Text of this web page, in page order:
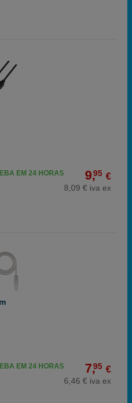
9,95 €
8,09 € iva ex
EM 24 HORAS
7,95 €
6,46 € iva ex
EM 24 HORAS